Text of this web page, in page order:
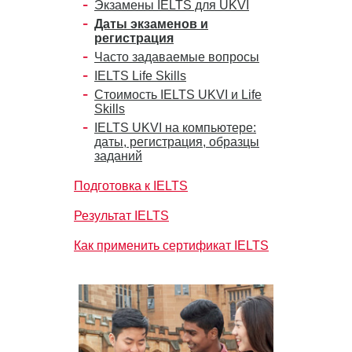
Экзамены IELTS для UKVI
Даты экзаменов и
регистрация
Часто задаваемые вопросы
IELTS Life Skills
Стоимость IELTS UKVI и Life
Skills
IELTS UKVI на компьютере:
даты, регистрация, образцы
заданий
Подготовка к IELTS
Результат IELTS
Как применить сертификат IELTS